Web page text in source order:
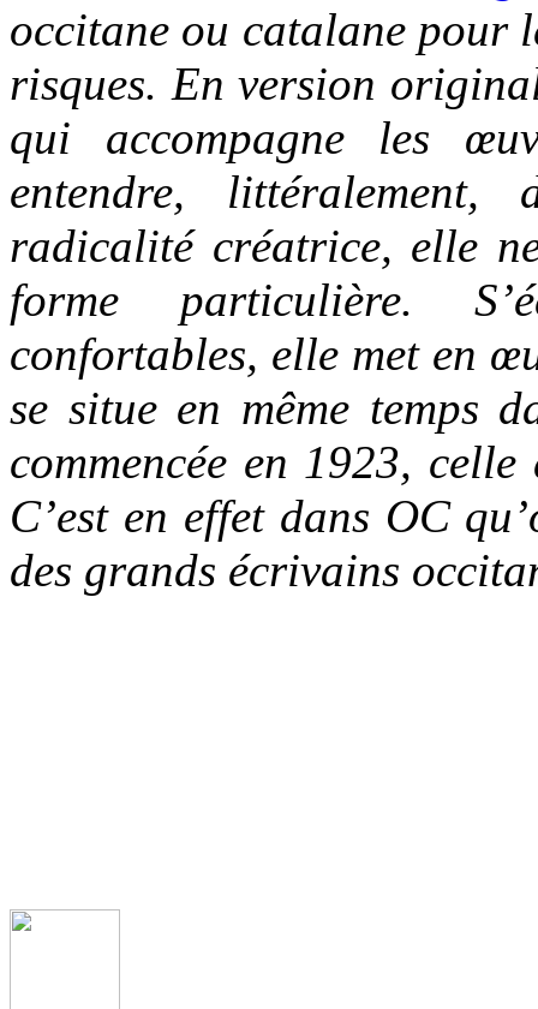
occitane ou catalane pour
risques. En version
qui accompagne les
entendre,
radicalité créatrice, elle
forme particulière.
confortables, elle met en
se situe en même temps
commencée en 1923,
C’est en effet dans OC
des grands écrivains